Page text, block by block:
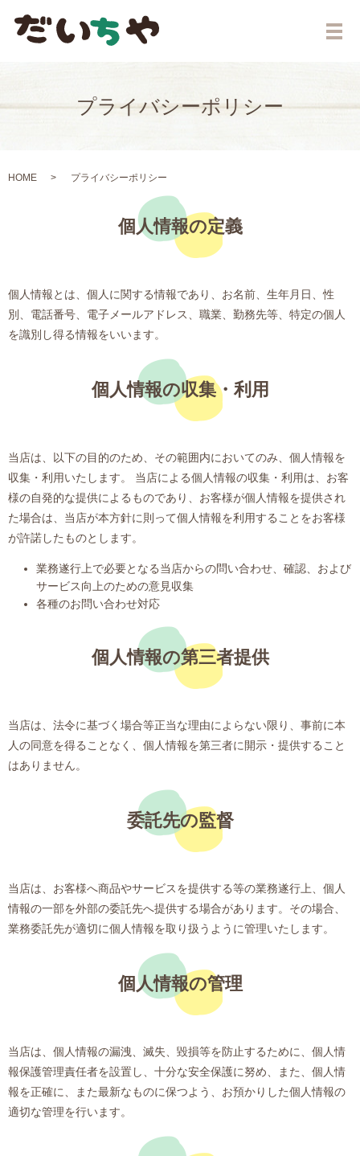
メ
プライバシーポリシー
HOME プライバシーポリシー
個人情報の定義
個人情報とは、個人に関する情報であり、お名前、生年月日、性
別、電話番号、電子メールアドレス、職業、勤務先等、特定の個人
を識別し得る情報をいいます。
個人情報の収集・利用
当店は、以下の目的のため、その範囲内においてのみ、個人情報を
収集・利用いたします。 当店による個人情報の収集・利用は、お客
様の自発的な提供によるものであり、お客様が個人情報を提供され
た場合は、当店が本方針に則って個人情報を利用することをお客様
が許諾したものとします。
業務遂行上で必要となる当店からの問い合わせ、確認、および
サービス向上のための意見収集
各種のお問い合わせ対応
個人情報の第三者提供
当店は、法令に基づく場合等正当な理由によらない限り、事前に本
人の同意を得ることなく、個人情報を第三者に開示・提供すること
はありません。
委託先の監督
当店は、お客様へ商品やサービスを提供する等の業務遂行上、個人
情報の一部を外部の委託先へ提供する場合があります。その場合、
業務委託先が適切に個人情報を取り扱うように管理いたします。
個人情報の管理
当店は、個人情報の漏洩、滅失、毀損等を防止するために、個人情
報保護管理責任者を設置し、十分な安全保護に努め、また、個人情
報を正確に、また最新なものに保つよう、お預かりした個人情報の
適切な管理を行います。